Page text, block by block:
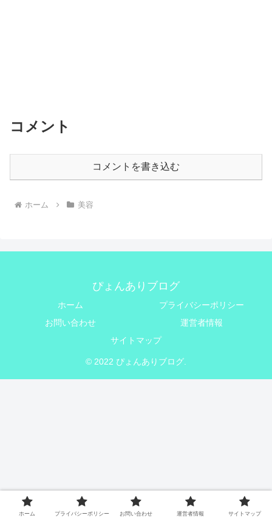
コメント
コメントを書き込む
ホーム 美容
ぴょんありブログ
ホーム
プライバシーポリシー
お問い合わせ
運営者情報
サイトマップ
© 2022 ぴょんありブログ.
ホーム プライバシーポリシー お問い合わせ 運営者情報 サイトマップ